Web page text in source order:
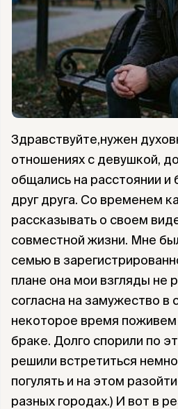
Здравствуйте,нужен
отношениях с девушкой,
общались на расстоянии
друг друга. Со временем
рассказывать о своем
совместной жизни. Мне
семью в
плане она мои взгляды не
согласна на замужество в
некоторое время
браке. Долго спорили по
решили встретиться
погулять и на этом
разных городах.) И вот в